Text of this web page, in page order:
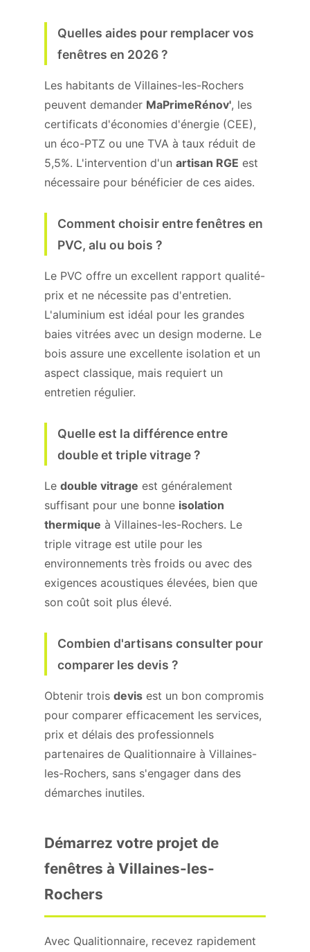
Quelles aides pour remplacer vos
fenêtres en 2026 ?
Les habitants de Villaines-les-Rochers
peuvent demander MaPrimeRénov', les
certificats d'économies d'énergie (CEE),
un éco-PTZ ou une TVA à taux réduit de
5,5%. L'intervention d'un artisan RGE est
nécessaire pour bénéficier de ces aides.
Comment choisir entre fenêtres en
PVC, alu ou bois ?
Le PVC offre un excellent rapport qualité-
prix et ne nécessite pas d'entretien.
L'aluminium est idéal pour les grandes
baies vitrées avec un design moderne. Le
bois assure une excellente isolation et un
aspect classique, mais requiert un
entretien régulier.
Quelle est la différence entre
double et triple vitrage ?
Le double vitrage est généralement
suffisant pour une bonne isolation
thermique à Villaines-les-Rochers. Le
triple vitrage est utile pour les
environnements très froids ou avec des
exigences acoustiques élevées, bien que
son coût soit plus élevé.
Combien d'artisans consulter pour
comparer les devis ?
Obtenir trois devis est un bon compromis
pour comparer efficacement les services,
prix et délais des professionnels
partenaires de Qualitionnaire à Villaines-
les-Rochers, sans s'engager dans des
démarches inutiles.
Démarrez votre projet de
fenêtres à Villaines-les-
Rochers
Avec Qualitionnaire, recevez rapidement